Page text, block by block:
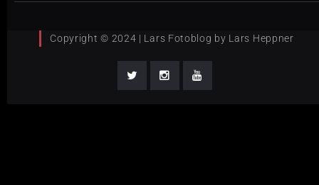
Copyright © 2024 | Lars Fotoblog by Lars Heppner